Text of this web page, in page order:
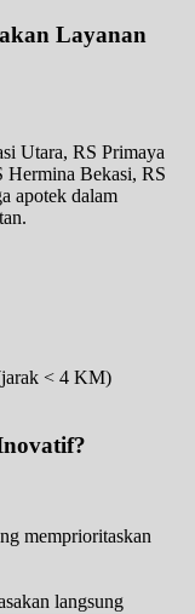
Layanan
Utara, RS Primaya
Hermina Bekasi, RS
apotek dalam
< 4 KM)
memprioritaskan
langsung